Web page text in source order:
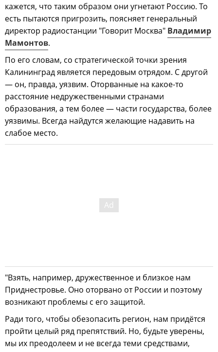
кажется, что таким образом они угнетают Россию. То
есть пытаются пригрозить, поясняет генеральный
директор радиостанции "Говорит Москва" Владимир
Мамонтов.
По его словам, со стратегической точки зрения
Калининград является передовым отрядом. С другой
— он, правда, уязвим. Оторванные на какое-то
расстояние недружественными странами
образования, а тем более — части государства, более
уязвимы. Всегда найдутся желающие надавить на
слабое место.
"Взять, например, дружественное и близкое нам
Приднестровье. Оно оторвано от России и поэтому
возникают проблемы с его защитой.
Ради того, чтобы обезопасить регион, нам придётся
пройти целый ряд препятствий. Но, будьте уверены,
мы их преодолеем и не всегда теми средствами,